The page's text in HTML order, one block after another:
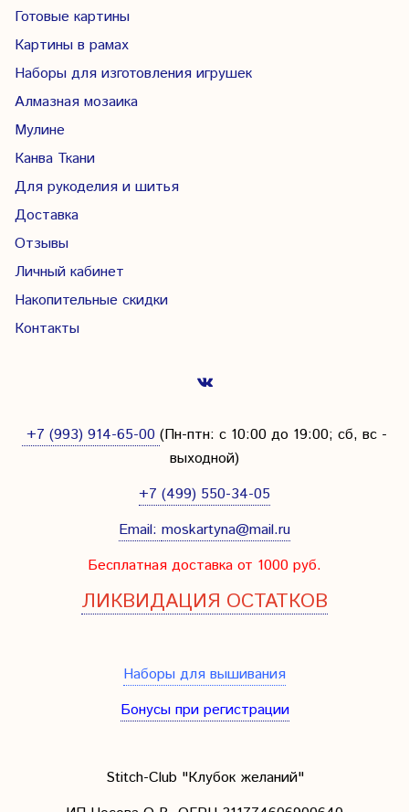
Готовые картины
Картины в рамах
Наборы для изготовления игрушек
Алмазная мозаика
Мулине
Канва Ткани
Для рукоделия и шитья
Доставка
Отзывы
Личный кабинет
Накопительные скидки
Контакты
+7 (993) 914-65-00 (Пн-птн: с 10:00 до 19:00; сб, вс -
выходной)
+7 (499) 550-34-05
Email: moskartyna@mail.ru
Бесплатная доставка от 1000 руб.
ЛИКВИДАЦИЯ ОСТАТКОВ
Наборы для вышивания
Бонусы при регистрации
Stitch-Club "Клубок желаний"